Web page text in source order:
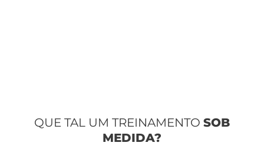
QUE TAL UM TREINAMENTO SOB
MEDIDA?